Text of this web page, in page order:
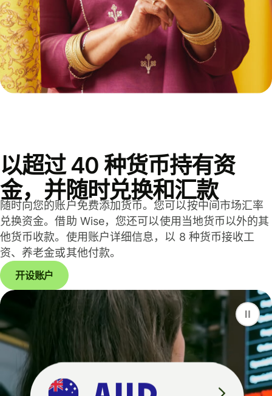
以超过 40 种货币持有资
金，并随时兑换和汇款
随时向您的账户免费添加货币。您可以按中间市场汇率
兑换资金。借助 Wise，您还可以使用当地货币以外的其
他货币收款。使用账户详细信息，以 8 种货币接收工
资、养老金或其他付款。
开设账户
F